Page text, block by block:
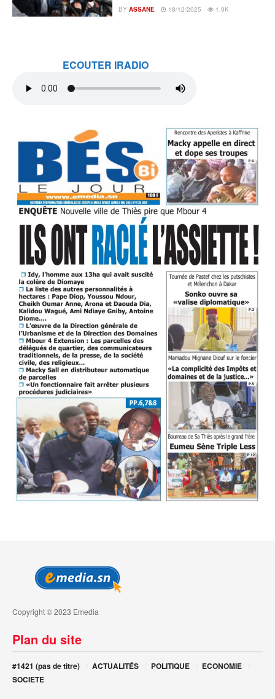
BY ASSANE 18/12/2025 1.9K
ECOUTER IRADIO
Copyright © 2023 Emedia
Plan du site
#1421 (pas de titre) ACTUALITÉS POLITIQUE
ECONOMIE
SOCIETE